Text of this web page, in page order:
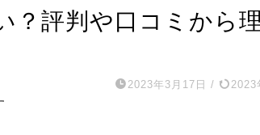
？評判や口コミから
2023年3月17日 / 2023